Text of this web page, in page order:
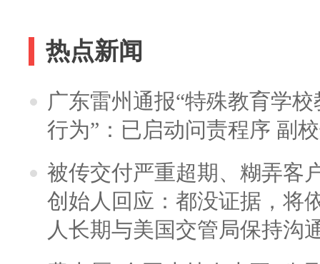
热点新闻
广东雷州通报“特殊教育学
行为”：已启动问责程序 副
被传交付严重超期、糊弄客
创始人回应：都没证据，将
人长期与美国交管局保持沟